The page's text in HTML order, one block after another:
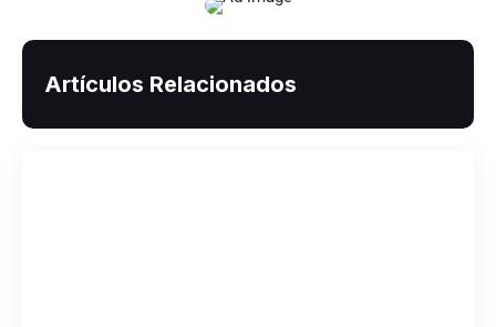
Artículos Relacionados